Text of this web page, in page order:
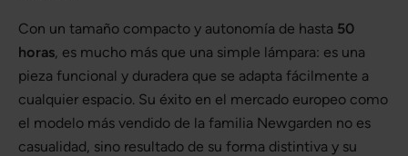
Con un tamaño compacto y autonomía de hasta 50
horas, es mucho más que una simple lámpara: es una
pieza funcional y duradera que se adapta fácilmente a
cualquier espacio. Su éxito en el mercado europeo como
el modelo más vendido de la familia Newgarden no es
casualidad, sino resultado de su forma distintiva y su